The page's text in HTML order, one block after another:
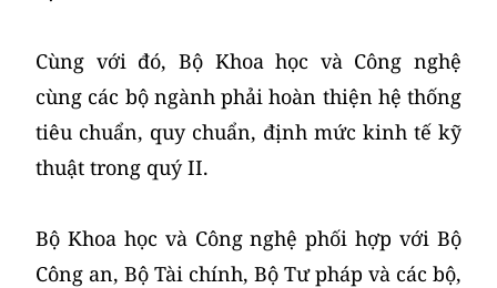
Cùng với đó, Bộ Khoa học và Công nghệ
cùng các bộ ngành phải hoàn thiện hệ thống
tiêu chuẩn, quy chuẩn, định mức kinh tế kỹ
thuật trong quý II.
Bộ Khoa học và Công nghệ phối hợp với Bộ
Công an, Bộ Tài chính, Bộ Tư pháp và các bộ,